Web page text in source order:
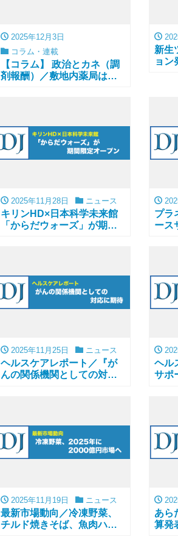
2025年12月3日
コラム・連載
【コラム】 政治とカネ（調
剤報酬）／敷地内薬局は
新生
ョン
2025年11月28日 ニュース
キリンHD×日本科学未来館
「からだウォーズ」が期間
プラ
ース
2025年11月25日 ニュース
ヘルスケアレポート／『が
んの関係機関としての対応
ヘル
サポ
2025年11月19日 ニュース
最新市場動向／冷凍野菜、
チルド焼きそば、魚肉ハ
あら
算発